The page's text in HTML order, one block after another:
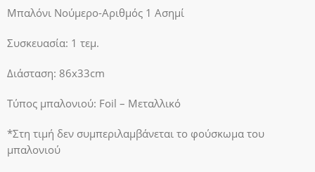
Μπαλόνι Νούμερο-Αριθμός 1 Ασημί
Συσκευασία: 1 τεμ.
Διάσταση: 86x33cm
Τύπος μπαλονιού: Foil – Μεταλλικό
*Στη τιμή δεν συμπεριλαμβάνεται το φούσκωμα του
μπαλονιού